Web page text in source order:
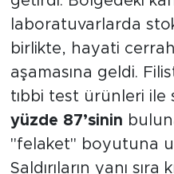
laboratuvarlarda
birlikte, hayati
aşamasına geldi.
tıbbi test ürünleri ile
yüzde 87’sinin
"felaket" boyutuna
Saldırıların yanı